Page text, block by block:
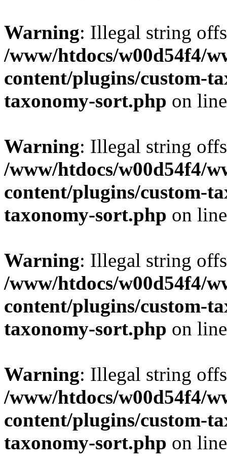
Warning: Illegal string
/www/htdocs/w00d54f4/
content/plugins/custom-
taxonomy-sort.php on
Warning: Illegal string
/www/htdocs/w00d54f4/
content/plugins/custom-
taxonomy-sort.php on
Warning: Illegal string
/www/htdocs/w00d54f4/
content/plugins/custom-
taxonomy-sort.php on
Warning: Illegal string
/www/htdocs/w00d54f4/
content/plugins/custom-
taxonomy-sort.php on